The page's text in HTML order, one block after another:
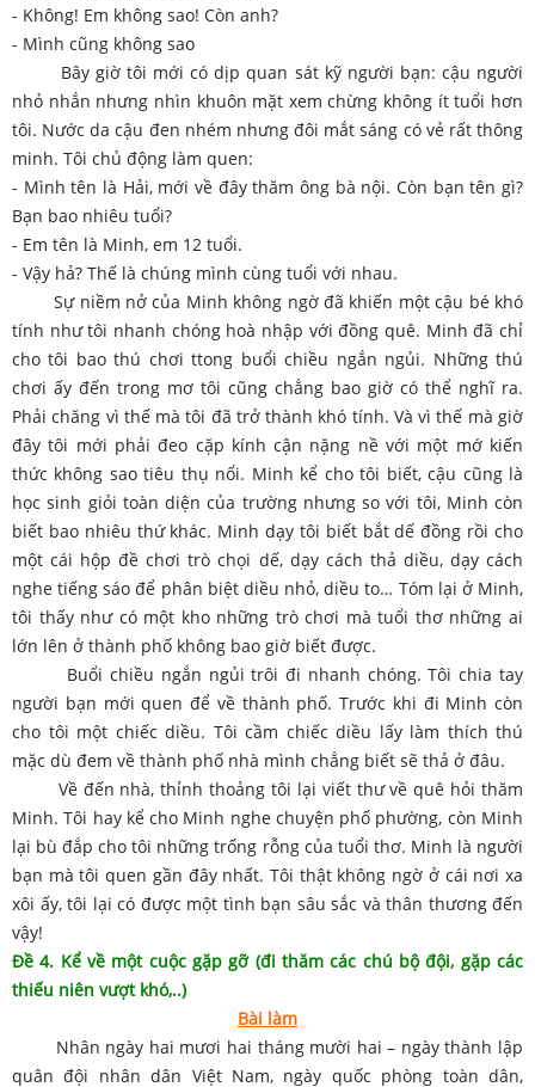
- Không! Em không sao! Còn anh?
- Mình cũng không sao
Bây giờ tôi mới có dịp quan sát kỹ người bạn: cậu người
nhỏ nhắn nhưng nhìn khuôn mặt xem chừng không ít tuổi hơn
tôi. Nước da cậu đen nhém nhưng đôi mắt sáng có vẻ rất thông
minh. Tôi chủ động làm quen:
- Mình tên là Hải, mới về đây thăm ông bà nội. Còn bạn tên gì?
Bạn bao nhiêu tuổi?
- Em tên là Minh, em 12 tuổi.
- Vậy hả? Thế là chúng mình cùng tuổi với nhau.
Sự niềm nở của Minh không ngờ đã khiến một cậu bé khó
tính như tôi nhanh chóng hoà nhập với đồng quê. Minh đã chỉ
cho tôi bao thú chơi ttong buổi chiều ngắn ngủi. Những thú
chơi ấy đến trong mơ tôi cũng chẳng bao giờ có thể nghĩ ra.
Phải chăng vì thế mà tôi đã trở thành khó tính. Và vì thế mà giờ
đây tôi mới phải đeo cặp kính cận nặng nề với một mớ kiến
thức không sao tiêu thụ nổi. Minh kể cho tôi biết, cậu cũng là
học sinh giỏi toàn diện của trường nhưng so với tôi, Minh còn
biết bao nhiêu thứ khác. Minh dạy tôi biết bắt dế đồng rồi cho
một cái hộp đề chơi trò chọi dế, dạy cách thả diều, dạy cách
nghe tiếng sáo để phân biệt diều nhỏ, diều to… Tóm lại ở Minh,
tôi thấy như có một kho những trò chơi mà tuổi thơ những ai
lớn lên ở thành phố không bao giờ biết được.
Buổi chiều ngắn ngủi trôi đi nhanh chóng. Tôi chia tay
người bạn mới quen để về thành phố. Trước khi đi Minh còn
cho tôi một chiếc diều. Tôi cầm chiếc diều lấy làm thích thú
mặc dù đem về thành phố nhà mình chẳng biết sẽ thả ở đâu.
Về đến nhà, thỉnh thoảng tôi lại viết thư về quê hỏi thăm
Minh. Tôi hay kể cho Minh nghe chuyện phố phường, còn Minh
lại bù đắp cho tôi những trống rỗng của tuổi thơ. Minh là người
bạn mà tôi quen gần đây nhất. Tôi thật không ngờ ở cái nơi xa
xôi ấy, tôi lại có được một tình bạn sâu sắc và thân thương đến
vậy!
Đề 4. Kể về một cuộc gặp gỡ (đi thăm các chú bộ đội, gặp các
thiếu niên vượt khó,..)
Bài làm
Nhân ngày hai mươi hai tháng mười hai – ngày thành lập
quân đội nhân dân Việt Nam, ngày quốc phòng toàn dân,